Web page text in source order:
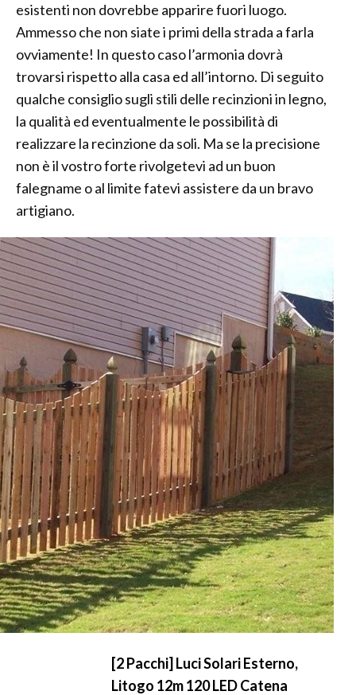
esistenti non dovrebbe apparire fuori luogo.
Ammesso che non siate i primi della strada a farla
ovviamente! In questo caso l’armonia dovrà
trovarsi rispetto alla casa ed all’intorno. Di seguito
qualche consiglio sugli stili delle recinzioni in legno,
la qualità ed eventualmente le possibilità di
realizzare la recinzione da soli. Ma se la precisione
non è il vostro forte rivolgetevi ad un buon
falegname o al limite fatevi assistere da un bravo
artigiano.
[2 Pacchi] Luci Solari Esterno,
Litogo 12m 120 LED Catena